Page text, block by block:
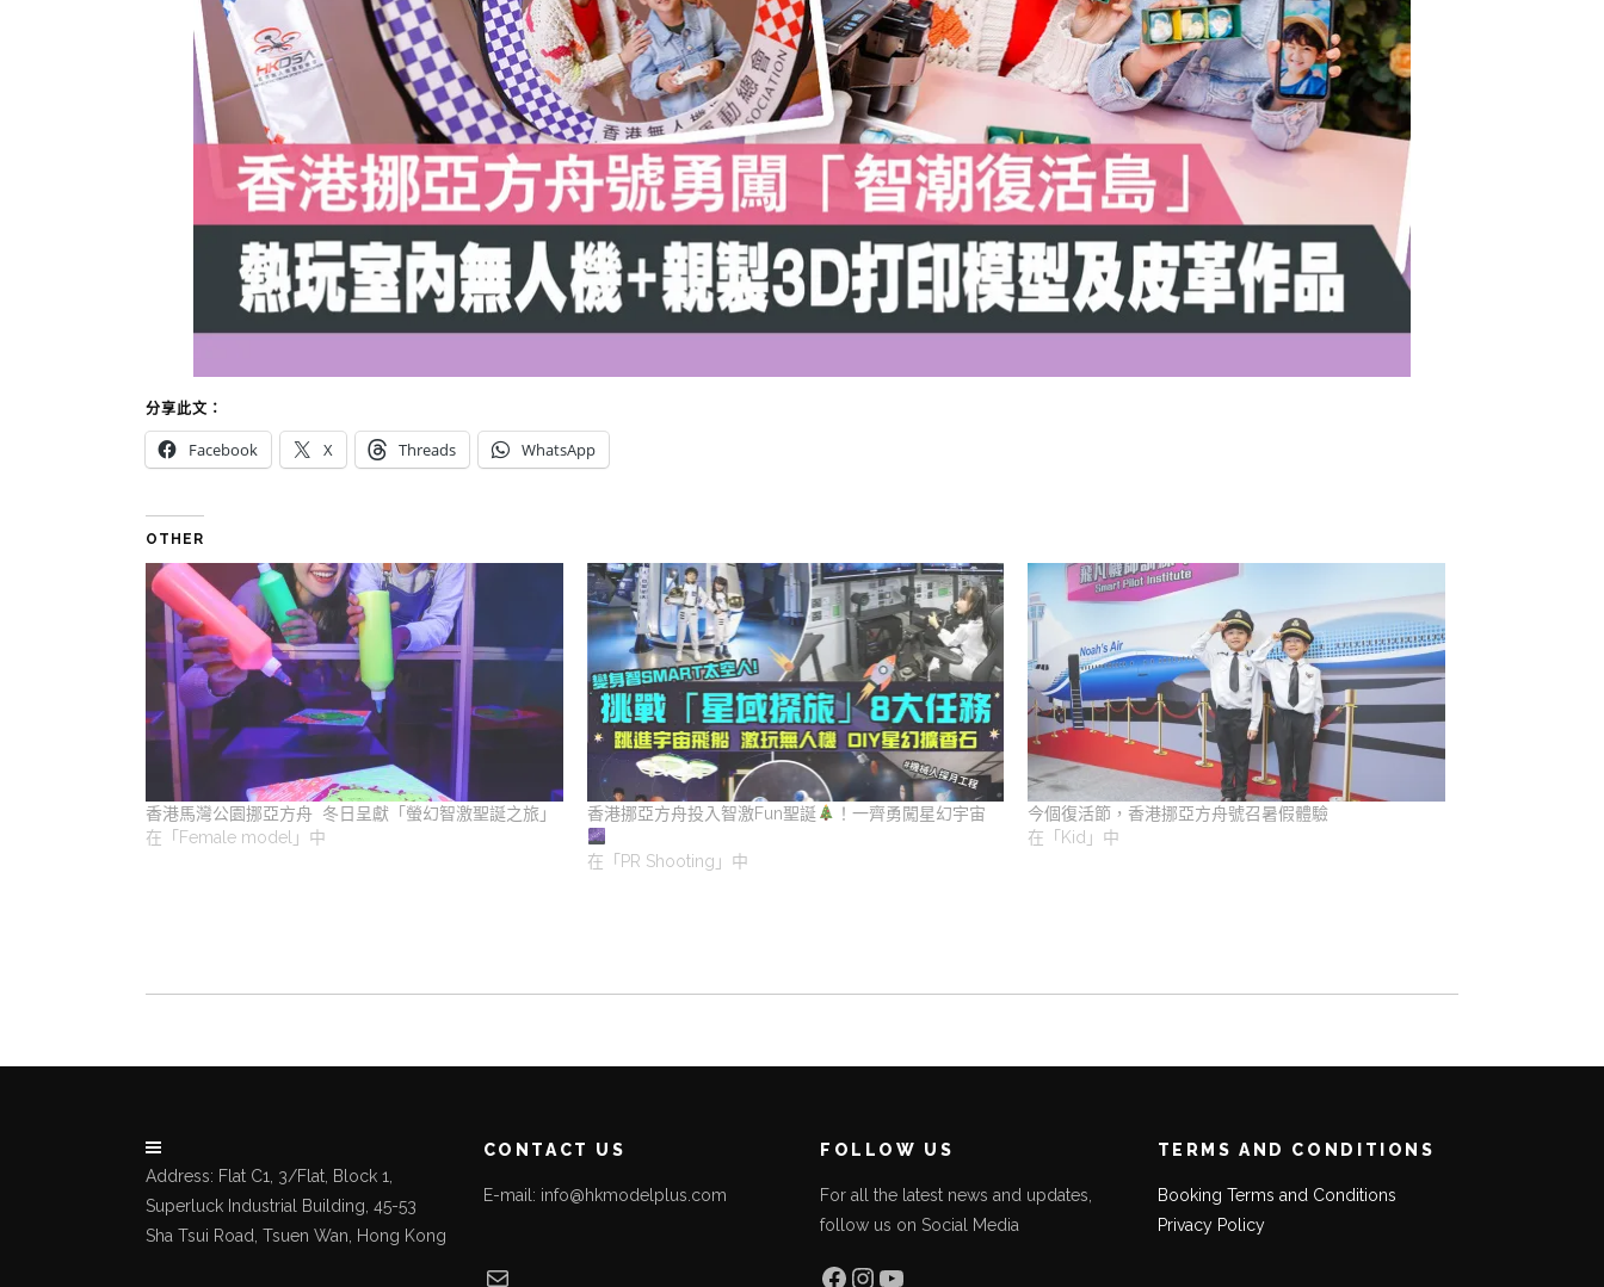
分享此文：
Facebook X Threads WhatsApp
OTHER
香港馬灣公園挪亞方舟 冬日呈獻「螢幻智激聖誕之旅」
在「Female model」中
香港挪亞方舟投入智激Fun聖誕 ！一齊勇闖星幻宇宙
在「PR Shooting」中
今個復活節，香港挪亞方舟號召暑假體驗
在「Kid」中
Address: Flat C1, 3/Flat, Block 1,
Superluck Industrial Building, 45-53
Sha Tsui Road, Tsuen Wan, Hong Kong
CONTACT US
E-mail: info@hkmodelplus.com
Mail
FOLLOW US
For all the latest news and updates,
follow us on Social Media
Facebook
Instagram
YouTube
TERMS AND CONDITIONS
Booking Terms and Conditions
Privacy Policy